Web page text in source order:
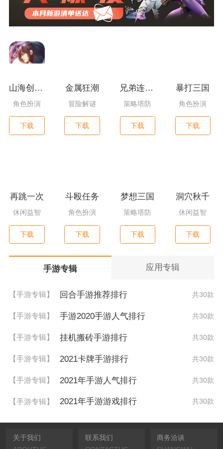
山海创世录一剑天逆
角色扮演
下载
金属狂潮
冒险解谜
下载
兄弟连3：战争之子
策略塔防
下载
暴打三国
角色扮演
下载
再跳一次
休闲益智
下载
斗殴任务
角色扮演
下载
梦想三国
策略塔防
下载
洞穴秋千
休闲益智
下载
手游专辑 应用专辑
【手游专辑】 回合手游推荐排行 共30款
【手游专辑】 手游2020手游人气排行 共30款
【手游专辑】 挂机搬砖手游排行 共30款
【手游专辑】 2021卡牌手游排行 共30款
【手游专辑】 2021年手游人气排行 共30款
【手游专辑】 2021年手游游戏排行 共30款
关于我们
联系我们
商务洽谈